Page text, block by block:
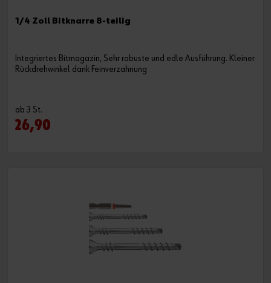
1/4 Zoll Bitknarre 8-teilig
Integriertes Bitmagazin, Sehr robuste und edle Ausführung. Kleiner
Rückdrehwinkel dank Feinverzahnung
ab 3 St.
26,90